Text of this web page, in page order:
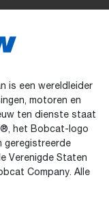
is een wereldleider
motoren en
ten dienste staat
het Bobcat-logo
geregistreerde
Verenigde Staten
Company. Alle